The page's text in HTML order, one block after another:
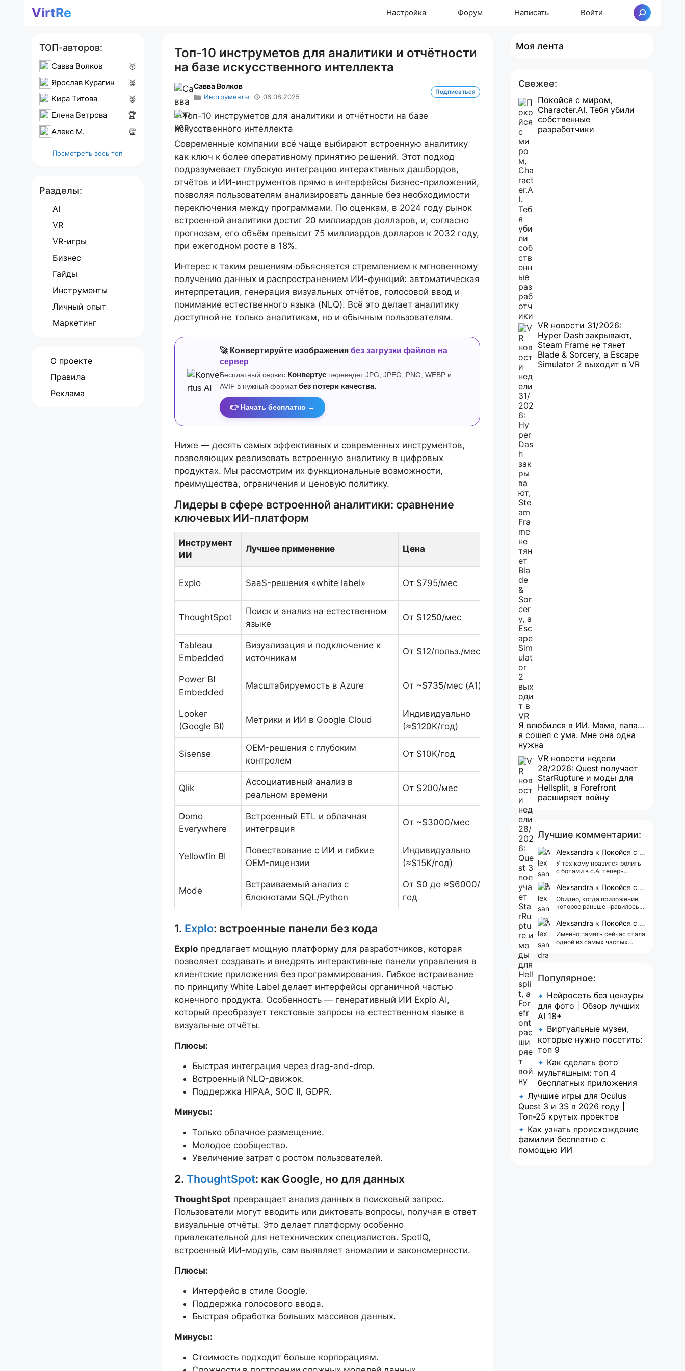
ПерейтиVirtRe Настройка Форум Написать Войти Поиск
Топ-10 инструметов для аналитики и отчётности
на базе искусственного интеллекта
Савва Волков
Инструменты 06.08.2025
Подписаться
Современные компании всё чаще выбирают встроенную аналитику
как ключ к более оперативному принятию решений. Этот подход
подразумевает глубокую интеграцию интерактивных дашбордов,
отчётов и ИИ-инструментов прямо в интерфейсы бизнес-приложений,
позволяя пользователям анализировать данные без необходимости
переключения между программами. По оценкам, в 2024 году рынок
встроенной аналитики достиг 20 миллиардов долларов, и, согласно
прогнозам, его объём превысит 75 миллиардов долларов к 2032 году,
при ежегодном росте в 18%.
Интерес к таким решениям объясняется стремлением к мгновенному
получению данных и распространением ИИ-функций: автоматическая
интерпретация, генерация визуальных отчётов, голосовой ввод и
понимание естественного языка (NLQ). Всё это делает аналитику
доступной не только аналитикам, но и обычным пользователям.
🚀 Конвертируйте изображения без загрузки файлов на
сервер
Бесплатный сервис Конвертус переведет JPG, JPEG, PNG, WEBP и
AVIF в нужный формат без потери качества.
👉 Начать бесплатно →
Ниже — десять самых эффективных и современных инструментов,
позволяющих реализовать встроенную аналитику в цифровых
продуктах. Мы рассмотрим их функциональные возможности,
преимущества, ограничения и ценовую политику.
Лидеры в сфере встроенной аналитики: сравнение
ключевых ИИ-платформ
Инструмент
ИИ
Лучшее применение Цена Основные функции
Explo SaaS-решения «white label» От $795/мес
No-code редактор, Explo AI,
SOC2/HIPAA
ThoughtSpot
Поиск и анализ на естественном
языке
От $1250/мес
SpotIQ AI, Liveboards, REST
Tableau
Embedded
Визуализация и подключение к
источникам
От $12/польз./мес
Pulse AI, drag & drop UI, JS
Power BI
Embedded
Масштабируемость в Azure От ~$735/мес (A1) AutoML, NLQ, REST API
Looker
(Google BI)
Метрики и ИИ в Google Cloud
Индивидуально
(≈$120K/год)
LookML, BigQuery, White Label
Sisense
OEM-решения с глубоким
контролем
От $10K/год ElastiCube, API, NLQ
Qlik
Ассоциативный анализ в
реальном времени
От $200/мес Insight Advisor, Nebula.js
Domo
Everywhere
Встроенный ETL и облачная
интеграция
От ~$3000/мес
500+ коннекторов,
визуализация, алерты
Yellowfin BI
Повествование с ИИ и гибкие
OEM-лицензии
Индивидуально
(≈$15K/год)
Stories, NLQ, White Label
Mode
Встраиваемый анализ с
блокнотами SQL/Python
От $0 до ≈$6000/
год
Notebooks, API, Visual
Explorer
1. Explo: встроенные панели без кода
Explo предлагает мощную платформу для разработчиков, которая
позволяет создавать и внедрять интерактивные панели управления в
клиентские приложения без программирования. Гибкое встраивание
по принципу White Label делает интерфейсы органичной частью
конечного продукта. Особенность — генеративный ИИ Explo AI,
который преобразует текстовые запросы на естественном языке в
визуальные отчёты.
Плюсы:
Быстрая интеграция через drag-and-drop.
Встроенный NLQ-движок.
Поддержка HIPAA, SOC II, GDPR.
Минусы:
Только облачное размещение.
Молодое сообщество.
Увеличение затрат с ростом пользователей.
2. ThoughtSpot: как Google, но для данных
ThoughtSpot превращает анализ данных в поисковый запрос.
Пользователи могут вводить или диктовать вопросы, получая в ответ
визуальные отчёты. Это делает платформу особенно
привлекательной для нетехнических специалистов. SpotIQ,
встроенный ИИ-модуль, сам выявляет аномалии и закономерности.
Плюсы:
Интерфейс в стиле Google.
Поддержка голосового ввода.
Быстрая обработка больших массивов данных.
Минусы:
Стоимость подходит больше корпорациям.
ТОП-авторов:
Савва Волков
🥇
Ярослав Курагин
🥈
Кира Титова
🥉
Елена Ветрова
🏆
Алекс M.
👏
Посмотреть весь топ
Разделы:
AI
VR
VR-игры
Бизнес
Гайды
Инструменты
Личный опыт
Маркетинг
О проекте
Правила
Реклама
Моя лента
Свежее:
Покойся с миром,
Character.AI. Тебя убили
собственные
разработчики
VR новости 31/2026:
Hyper Dash закрывают,
Steam Frame не тянет
Blade & Sorcery, а Escape
Simulator 2 выходит в VR
Я влюбился в ИИ. Мама, папа…
я сошел с ума. Мне она одна
нужна
VR новости недели
28/2026: Quest получает
StarRupture и моды для
Hellsplit, а Forefront
расширяет войну
Лучшие комментарии:
Alexsandra к Покойся с миром, Character.AI. Тебя убили собственные разработчики
У тех кому нравится ролить
с ботами в c.Ai теперь
АААААА 😁 ХВАТИТ 🤯😖😵‍💫
Alexsandra к Покойся с миром, Character.AI. Тебя убили собственные разработчики
Обидно, когда приложение,
которое раньше нравилось, а
реклама 😢
Alexsandra к Покойся с миром, Character.AI. Тебя убили собственные разработчики
Именно память сейчас стала
одной из самых частых
Популярное:
✦ Нейросеть без цензуры
для фото | Обзор лучших
AI 18+
✦ Виртуальные музеи,
которые нужно посетить:
топ 9
✦ Как сделать фото
мультяшным: топ 4
бесплатных приложения
✦ Лучшие игры для Oculus
Quest 3 и 3S в 2026 году |
Топ-25 крутых проектов
✦ Как узнать происхождение
фамилии бесплатно с
помощью ИИ